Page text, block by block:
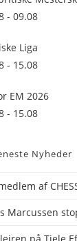
- 09.08
Liga
- 15.08
EM 2026
- 15.08
Nyheder
af
Marcussen